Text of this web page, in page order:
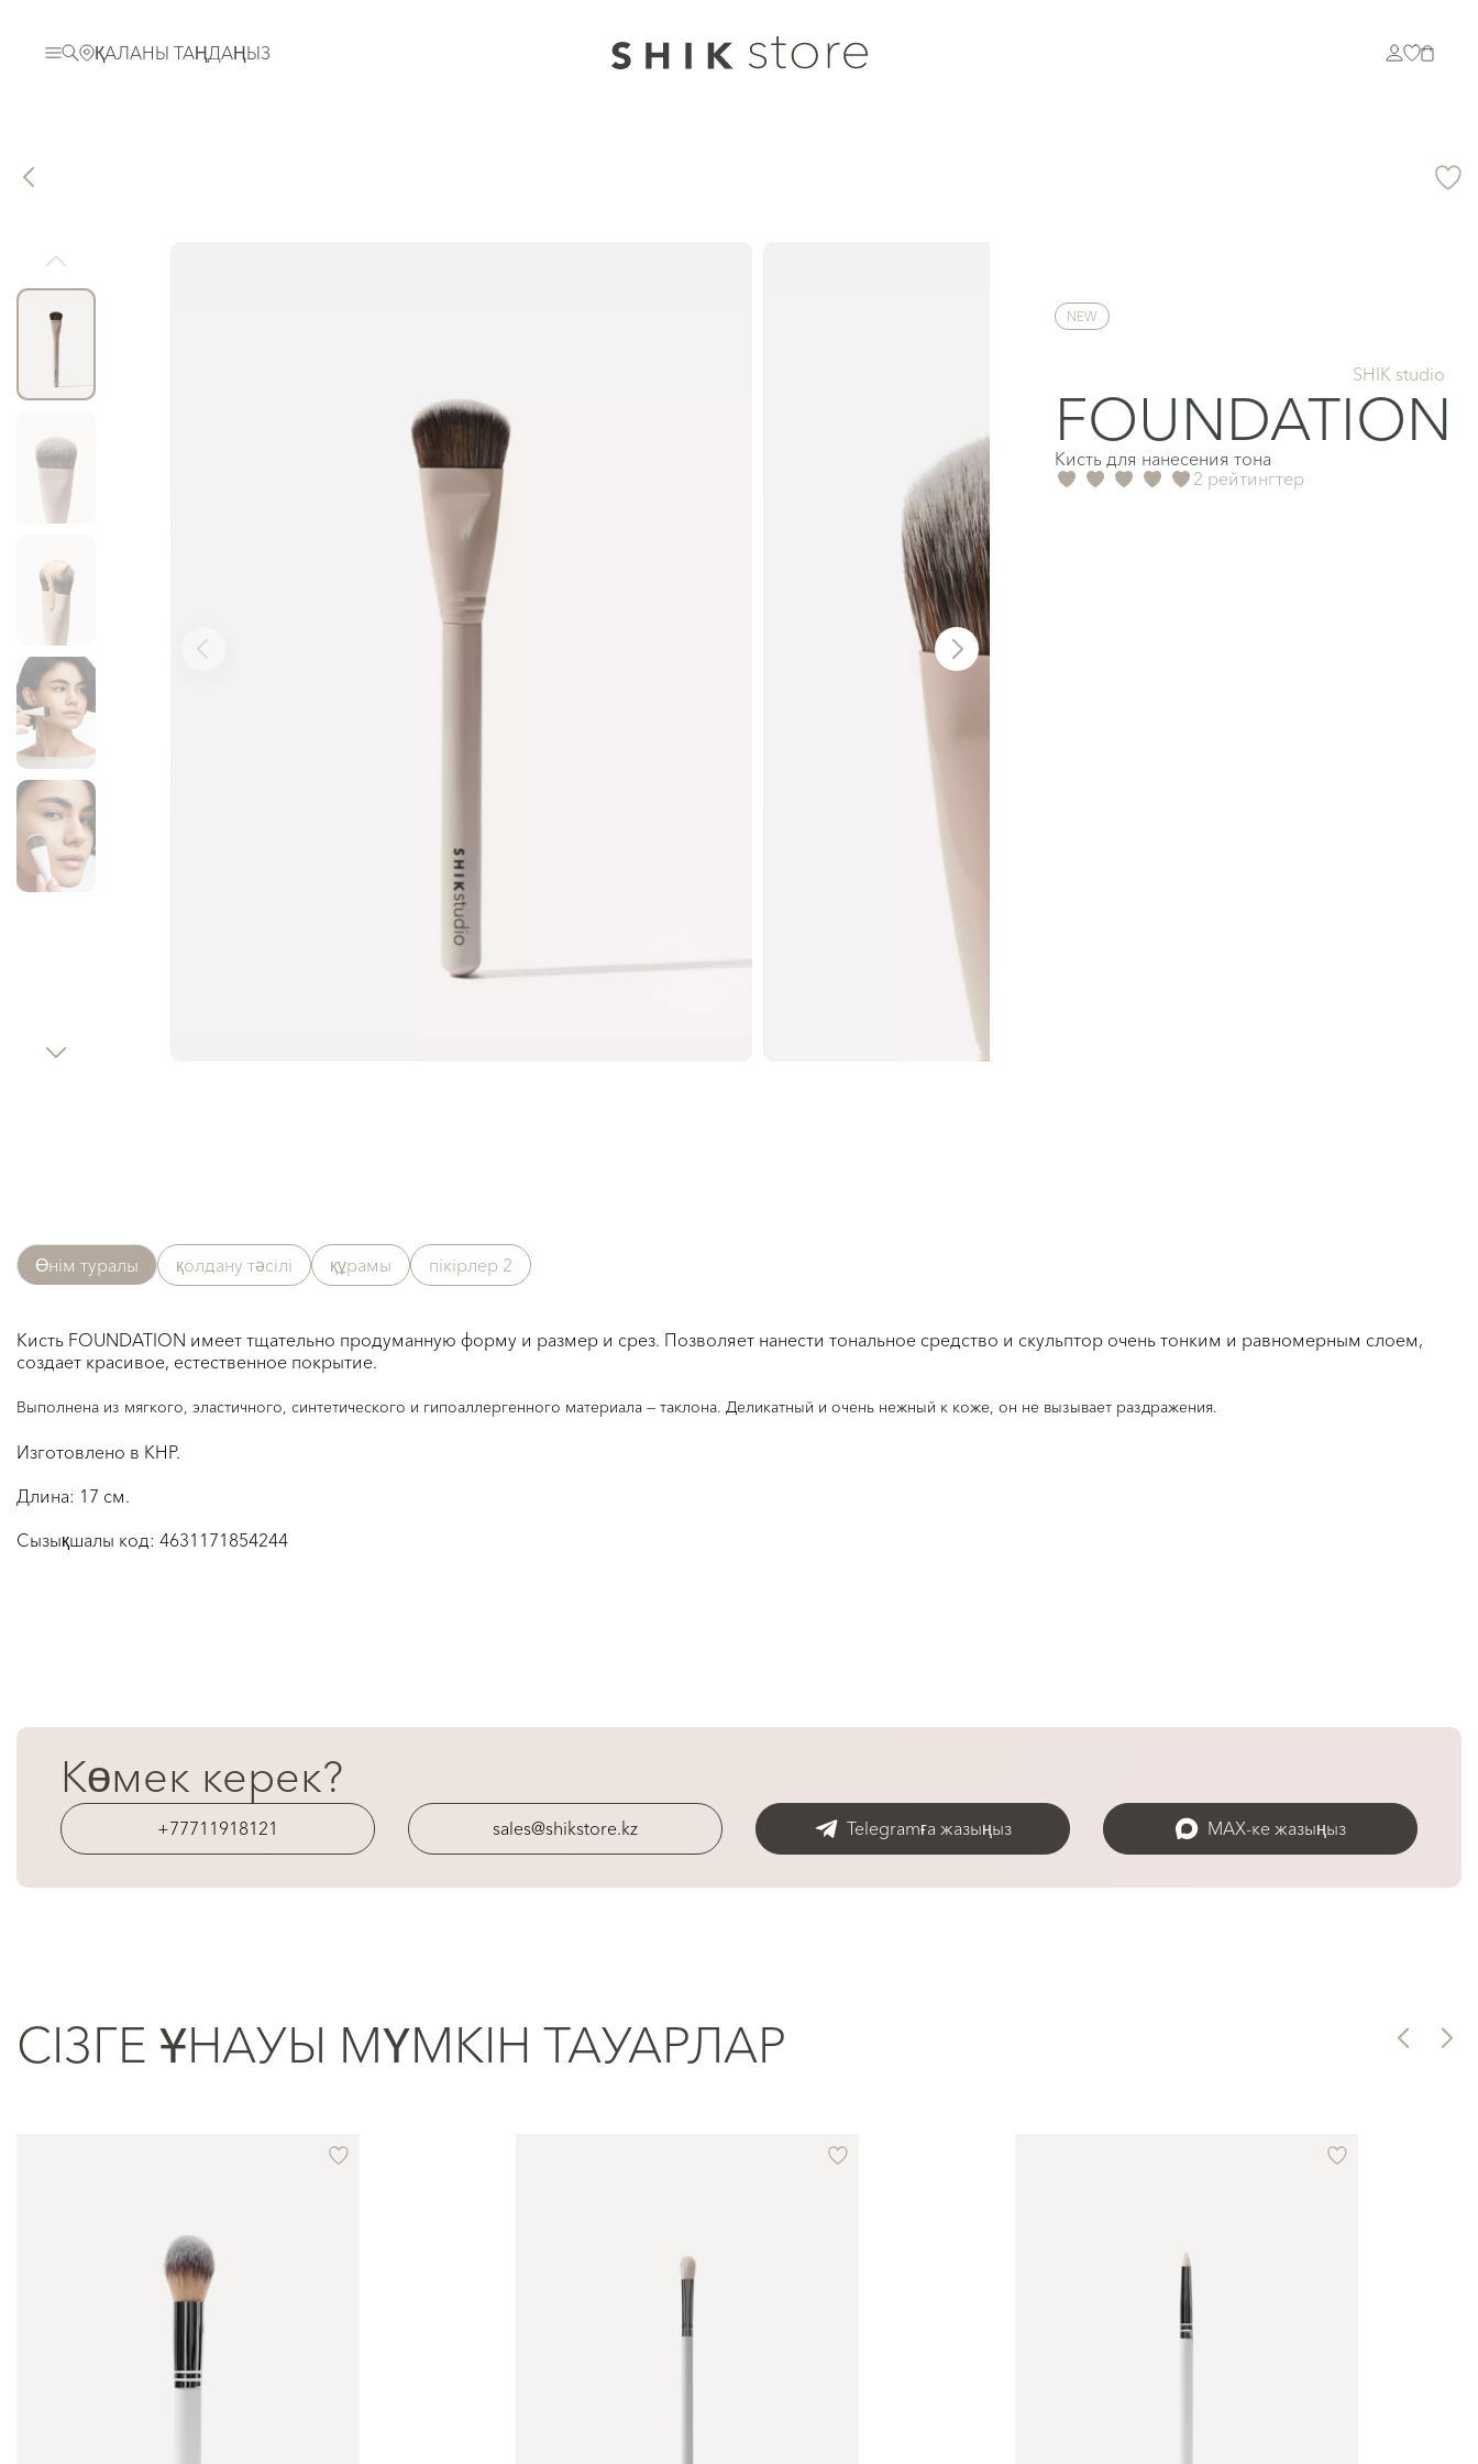
ҚАЛАНЫ ТАҢДАҢЫЗ
NEW
SHIK studio
FOUNDATION
Кисть для нанесения тона
2 рейтингтер
Өнім туралы қолдану тәсілі құрамы пікірлер 2
Кисть FOUNDATION имеет тщательно продуманную форму и размер и срез. Позволяет нанести тональное средство и скульптор очень тонким и равномерным слоем,
создает красивое, естественное покрытие.
Выполнена из мягкого, эластичного, синтетического и гипоаллергенного материала — таклона. Деликатный и очень нежный к коже, он не вызывает раздражения.
Изготовлено в КНР.
Длина: 17 см.
Сызықшалы код: 4631171854244
Көмек керек?
+77711918121 sales@shikstore.kz Telegramға жазыңыз MAX-ке жазыңыз
СІЗГЕ ҰНАУЫ МҮМКІН ТАУАРЛАР